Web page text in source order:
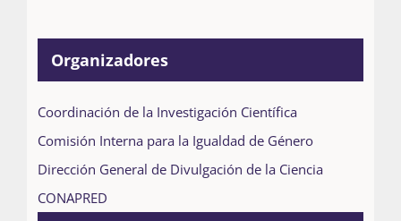
Organizadores
Coordinación de la Investigación Científica
Comisión Interna para la Igualdad de Género
Dirección General de Divulgación de la Ciencia
CONAPRED